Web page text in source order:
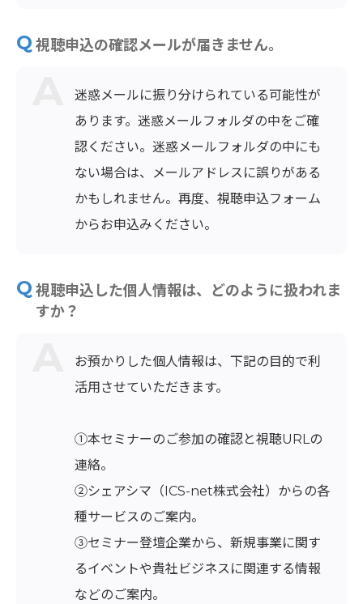
視聴申込の確認メールが届きません。
迷惑メールに振り分けられている可能性が
あります。迷惑メールフォルダの中をご確
認ください。迷惑メールフォルダの中にも
ない場合は、メールアドレスに誤りがある
かもしれません。再度、視聴申込フォーム
からお申込みください。
視聴申込した個人情報は、どのように扱われま
すか？
お預かりした個人情報は、下記の目的で利
活用させていただきます。
①本セミナーのご参加の確認と視聴URLの
連絡。
②シェアシマ（ICS-net株式会社）からの各
種サービスのご案内。
③セミナー登壇企業から、新規事業に関す
るイベントや貴社ビジネスに関連する情報
などのご案内。